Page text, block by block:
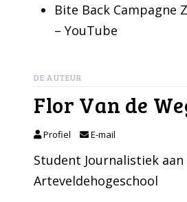
Bite Back Campagne
– YouTube
DE AUTEUR
Flor Van de
Profiel E-mail
Student Journalistiek aan
Arteveldehogeschool